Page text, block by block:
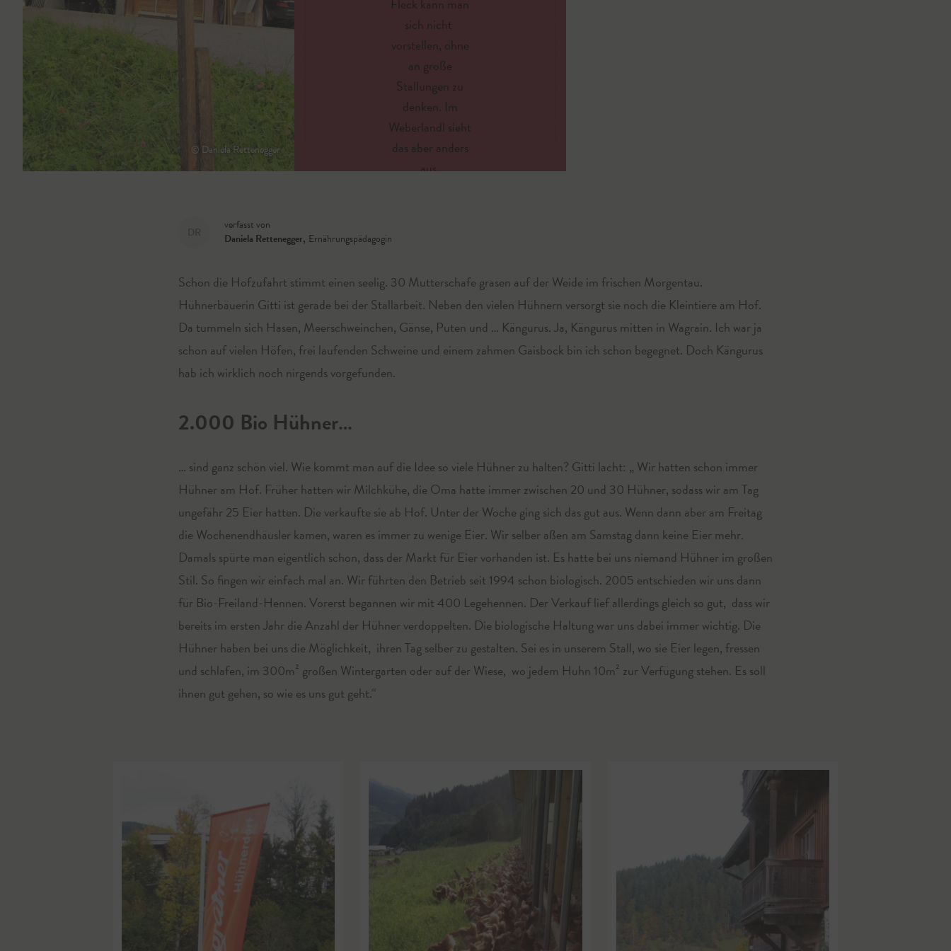
© Daniela Rettenegger
sich nicht
vorstellen, ohne
an große
Stallungen zu
denken. Im
Weberlandl sieht
das aber anders
aus.
verfasst von
Daniela Rettenegger, Ernährungspädagogin
Schon die Hofzufahrt stimmt einen seelig. 30 Mutterschafe grasen auf der Weide im frischen Morgentau.
Hühnerbäuerin Gitti ist gerade bei der Stallarbeit. Neben den vielen Hühnern versorgt sie noch die Kleintiere am Hof.
Da tummeln sich Hasen, Meerschweinchen, Gänse, Puten und … Kängurus. Ja, Kängurus mitten in Wagrain. Ich war ja
schon auf vielen Höfen, frei laufenden Schweine und einem zahmen Gaisbock bin ich schon begegnet. Doch Kängurus
hab ich wirklich noch nirgends vorgefunden.
2.000 Bio Hühner…
… sind ganz schön viel. Wie kommt man auf die Idee so viele Hühner zu halten? Gitti lacht: „ Wir hatten schon immer
Hühner am Hof. Früher hatten wir Milchkühe, die Oma hatte immer zwischen 20 und 30 Hühner, sodass wir am Tag
ungefähr 25 Eier hatten. Die verkaufte sie ab Hof. Unter der Woche ging sich das gut aus. Wenn dann aber am Freitag
die Wochenendhäusler kamen, waren es immer zu wenige Eier. Wir selber aßen am Samstag dann keine Eier mehr.
Damals spürte man eigentlich schon, dass der Markt für Eier vorhanden ist. Es hatte bei uns niemand Hühner im großen
Stil. So fingen wir einfach mal an. Wir führten den Betrieb seit 1994 schon biologisch. 2005 entschieden wir uns dann
für Bio-Freiland-Hennen. Vorerst begannen wir mit 400 Legehennen. Der Verkauf lief allerdings gleich so gut, dass wir
bereits im ersten Jahr die Anzahl der Hühner verdoppelten. Die biologische Haltung war uns dabei immer wichtig. Die
Hühner haben bei uns die Möglichkeit, ihren Tag selber zu gestalten. Sei es in unserem Stall, wo sie Eier legen, fressen
und schlafen, im 300m² großen Wintergarten oder auf der Wiese, wo jedem Huhn 10m² zur Verfügung stehen. Es soll
ihnen gut gehen, so wie es uns gut geht.“